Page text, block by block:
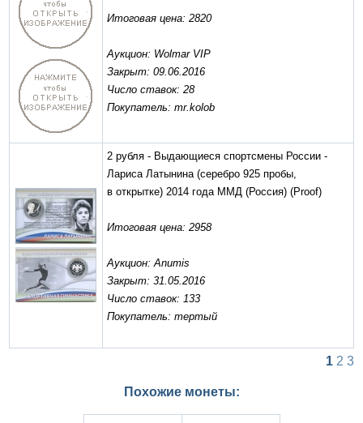
Итоговая цена: 2820
Аукцион: Wolmar VIP
Закрыт: 09.06.2016
Число ставок: 28
Покупатель: mr.kolob
2 рубля - Выдающиеся спортсмены России -
Лариса Латынина (серебро 925 пробы,
в открытке) 2014 года ММД (Россия) (Proof)
Итоговая цена: 2958
Аукцион: Anumis
Закрыт: 31.05.2016
Число ставок: 133
Покупатель: тертый
1 2 3
Похожие монеты: